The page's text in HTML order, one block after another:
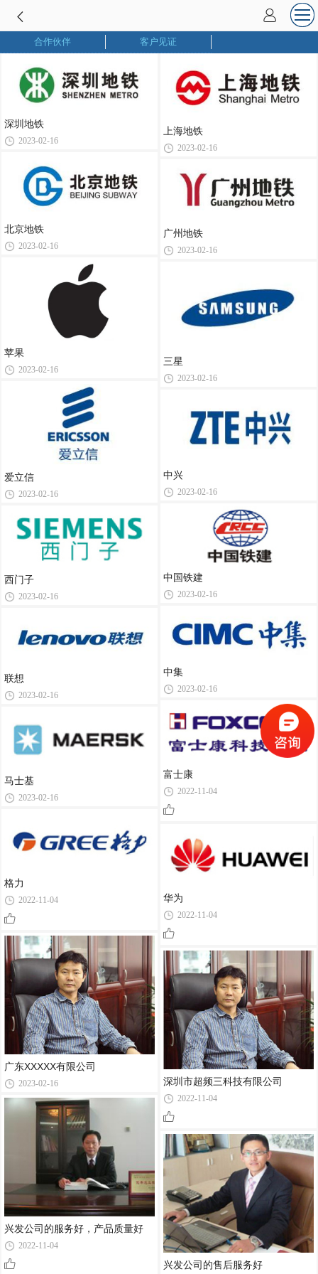
合作伙伴 客户见证
深圳地铁
2023-02-16
北京地铁
2023-02-16
苹果
2023-02-16
爱立信
2023-02-16
西门子
2023-02-16
联想
2023-02-16
马士基
2023-02-16
格力
2022-11-04
广东XXXXX有限公司
2023-02-16
兴发公司的服务好，产品质量好
2022-11-04
上海地铁
2023-02-16
广州地铁
2023-02-16
三星
2023-02-16
中兴
2023-02-16
中国铁建
2023-02-16
中集
2023-02-16
富士康
2022-11-04
华为
2022-11-04
深圳市超频三科技有限公司
2022-11-04
兴发公司的售后服务好